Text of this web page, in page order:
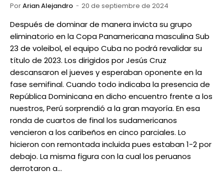
PorArian Alejandro 20 de septiembre de 2024
Después de dominar de manera invicta su grupo
eliminatorio en la Copa Panamericana masculina Sub
23 de voleibol, el equipo Cuba no podrá revalidar su
título de 2023. Los dirigidos por Jesús Cruz
descansaron el jueves y esperaban oponente en la
fase semifinal. Cuando todo indicaba la presencia de
República Dominicana en dicho encuentro frente a los
nuestros, Perú sorprendió a la gran mayoría. En esa
ronda de cuartos de final los sudamericanos
vencieron a los caribeños en cinco parciales. Lo
hicieron con remontada incluida pues estaban 1-2 por
debajo. La misma figura con la cual los peruanos
derrotaron a…